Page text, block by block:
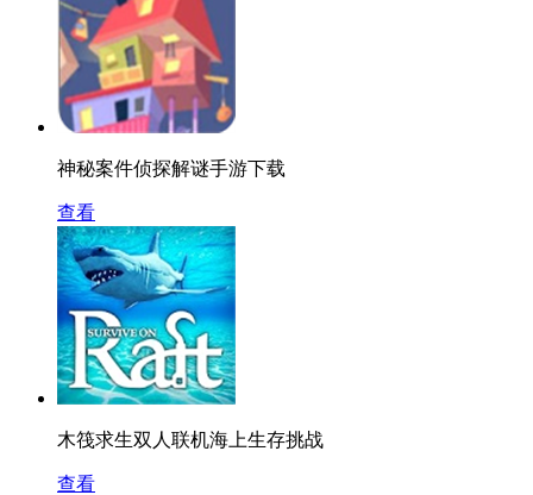
神秘案件侦探解谜手游下载
查看
木筏求生双人联机海上生存挑战
查看